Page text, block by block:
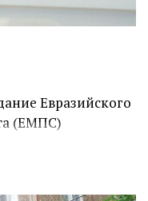
Евразийского
(ЕМПС)